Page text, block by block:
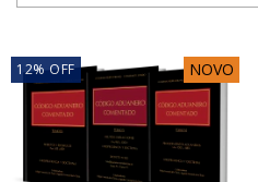
12%OFF NOVO